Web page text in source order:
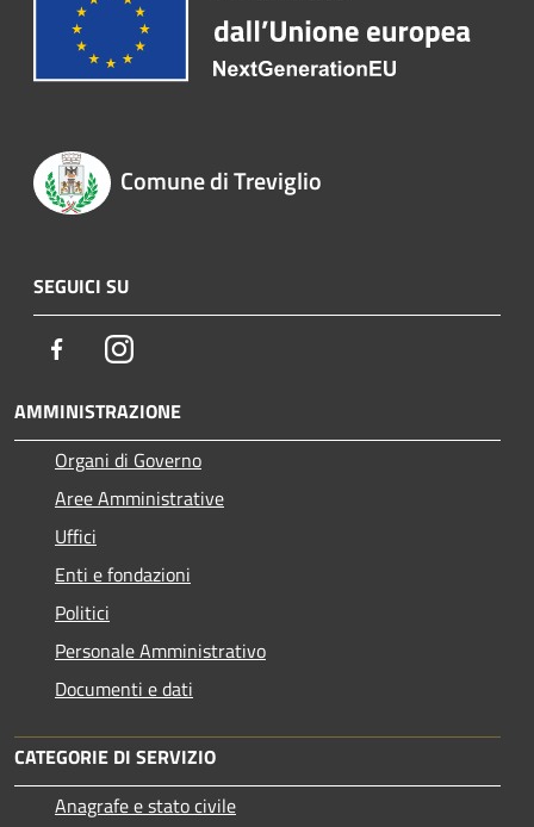
Comune di Treviglio
SEGUICI SU
FacebookInstagram
AMMINISTRAZIONE
Organi di Governo
Aree Amministrative
Uffici
Enti e fondazioni
Politici
Personale Amministrativo
Documenti e dati
CATEGORIE DI SERVIZIO
Anagrafe e stato civile